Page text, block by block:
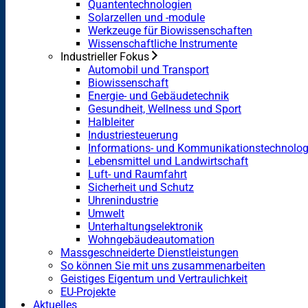
Quantentechnologien
Solarzellen und -module
Werkzeuge für Biowissenschaften
Wissenschaftliche Instrumente
Industrieller Fokus
Automobil und Transport
Biowissenschaft
Energie- und Gebäudetechnik
Gesundheit, Wellness und Sport
Halbleiter
Industriesteuerung
Informations- und
Lebensmittel und Landwirtschaft
Luft- und Raumfahrt
Sicherheit und Schutz
Uhrenindustrie
Umwelt
Unterhaltungselektronik
Wohngebäudeautomation
Massgeschneiderte Dienstleistungen
So können Sie mit uns zusammenarbeiten
Geistiges Eigentum und Vertraulichkeit
EU-Projekte
Aktuelles